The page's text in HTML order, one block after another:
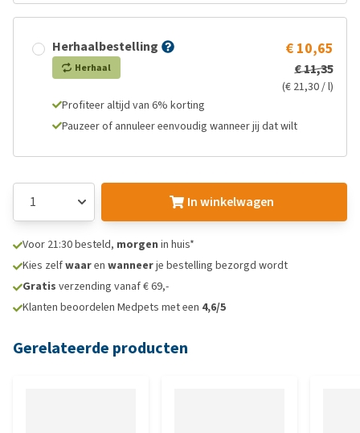
Herhaalbestelling
Herhaal
€ 10,65
€ 11,35
(€ 21,30 / l)
Profiteer altijd van 6% korting
Pauzeer of annuleer eenvoudig wanneer jij dat wilt
In winkelwagen
Voor 21:30 besteld, morgen in huis*
Kies zelfwaaren wanneerje bestelling bezorgd wordt
Gratis verzending vanaf € 69,-
Klanten beoordelen Medpets met een 4,6/5
Gerelateerde producten